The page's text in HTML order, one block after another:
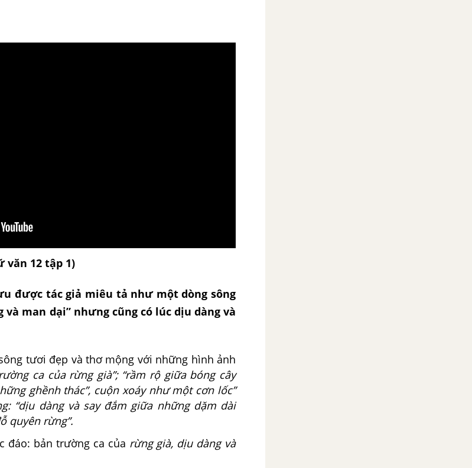
văn 12 tập 1)
được tác giả miêu tả như một dòng sông
và man dại” nhưng cũng có lúc dịu dàng và
tươi đẹp và thơ mộng với những hình ảnh
ca của rừng già”; “rầm rộ giữa bóng cây
ghềnh thác”, cuộn xoáy như một cơn lốc”
“dịu dàng và say đắm giữa những dặm dài
quyên rừng”.
đáo: bản trường ca của rừng già, dịu dàng và